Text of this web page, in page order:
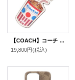
【COACH】コーチ キーホルダー ミルクシェイク モチーフ レザー ラメ キラキラ ロゴ キーリング バッグチャーム チャークマルチ（日本未発売）
19,800円(税込)